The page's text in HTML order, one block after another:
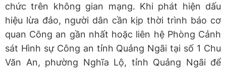
chức trên không gian mạng. Khi phát hiện dấu
hiệu lừa đảo, người dân cần kịp thời trình báo cơ
quan Công an gần nhất hoặc liên hệ Phòng Cảnh
sát Hình sự Công an tỉnh Quảng Ngãi tại số 1 Chu
Văn An, phường Nghĩa Lộ, tỉnh Quảng Ngãi để